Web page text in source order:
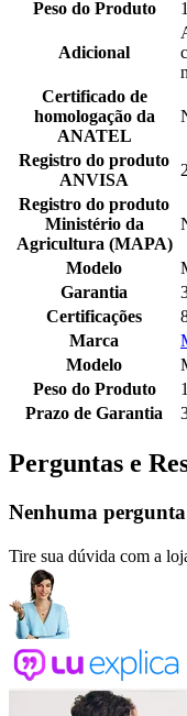
Peso do Produto
Adicional
Certificado de
homologação da
ANATEL
Registro do produto
ANVISA
Registro do produto
Ministério da
Agricultura (MAPA)
Modelo
Garantia
Certificações
Marca
Modelo
Peso do Produto
Prazo de Garantia
Perguntas e
Nenhuma
Tire sua dúvida com a